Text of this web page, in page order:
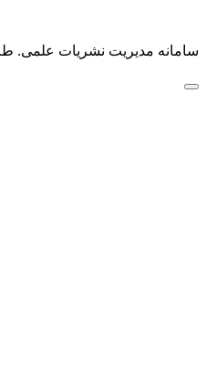
سامانه مدیریت نشریات علمی.